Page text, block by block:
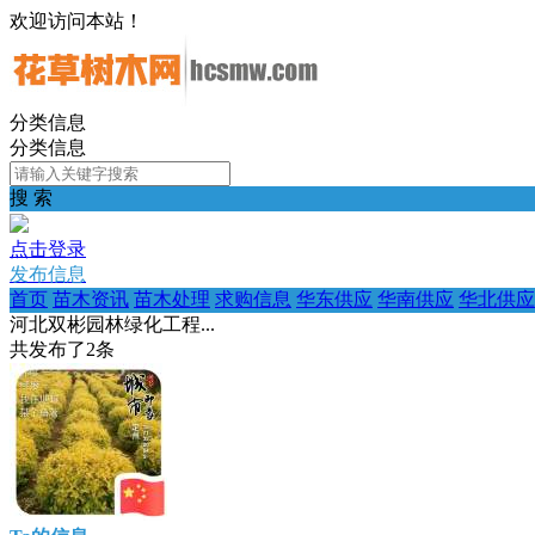
欢迎访问本站！
分类信息
分类信息
搜 索
点击登录
发布信息
首页 苗木资讯 苗木处理 求购信息 华东供应 华南供应 华北供应
河北双彬园林绿化工程...
共发布了2条